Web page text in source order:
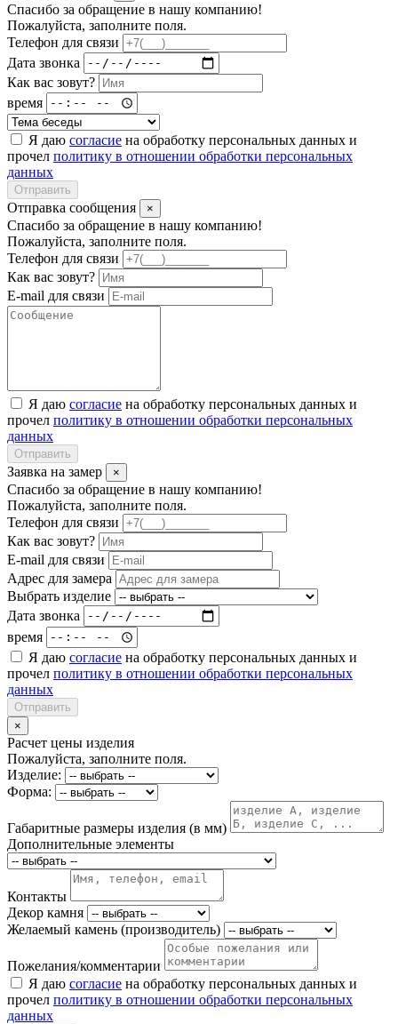
Спасибо за обращение в нашу компанию!
Пожалуйста, заполните поля.
Телефон для связи
Дата звонка
Как вас зовут?
время
Я даю согласие на обработку персональных данных и
прочел политику в отношении обработки персональных
данных
Отправить
Отправка сообщения ×
Спасибо за обращение в нашу компанию!
Пожалуйста, заполните поля.
Телефон для связи
Как вас зовут?
E-mail для связи
Я даю согласие на обработку персональных данных и
прочел политику в отношении обработки персональных
данных
Отправить
Заявка на замер ×
Спасибо за обращение в нашу компанию!
Пожалуйста, заполните поля.
Телефон для связи
Как вас зовут?
E-mail для связи
Адрес для замера
Выбрать изделие
Дата звонка
время
Я даю согласие на обработку персональных данных и
прочел политику в отношении обработки персональных
данных
Отправить
×
Расчет цены изделия
Пожалуйста, заполните поля.
Изделие:
Форма:
Габаритные размеры изделия (в мм)
Дополнительные элементы
Контакты
Декор камня
Желаемый камень (производитель)
Пожелания/комментарии
Я даю согласие на обработку персональных данных и
прочел политику в отношении обработки персональных
данных